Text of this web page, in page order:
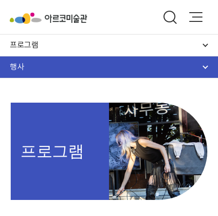
프로그램
행사
프로그램